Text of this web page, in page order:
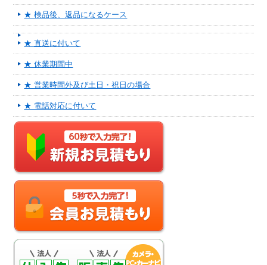
★ 検品後、返品になるケース
★ 直送に付いて
★ 休業期間中
★ 営業時間外及び土日・祝日の場合
★ 電話対応に付いて